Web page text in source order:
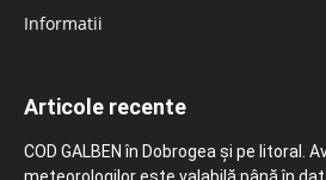
Informatii
Articole recente
COD GALBEN în Dobrogea și pe litoral.